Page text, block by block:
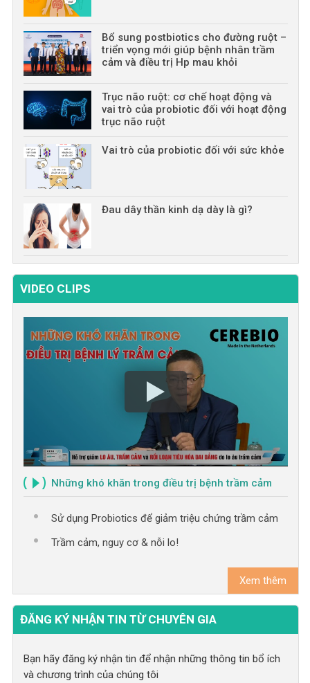
Bổ sung postbiotics cho đường ruột –
triển vọng mới giúp bệnh nhân trầm
cảm và điều trị Hp mau khỏi
Trục não ruột: cơ chế hoạt động và
vai trò của probiotic đối với hoạt động
trục não ruột
Vai trò của probiotic đối với sức khỏe
Đau dây thần kinh dạ dày là gì?
VIDEO CLIPS
Những khó khăn trong điều trị bệnh trầm cảm
Sử dụng Probiotics để giảm triệu chứng trầm cảm
Trầm cảm, nguy cơ & nỗi lo!
Xem thêm
ĐĂNG KÝ NHẬN TIN TỪ CHUYÊN GIA
Bạn hãy đăng ký nhận tin để nhận những thông tin bổ ích
và chương trình của chúng tôi